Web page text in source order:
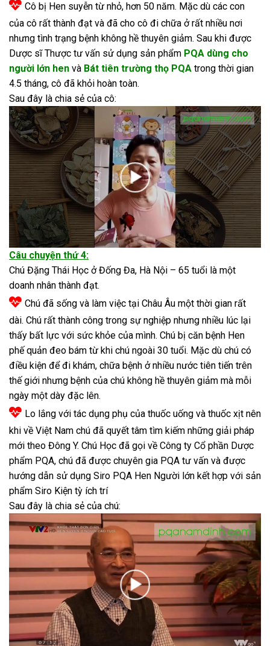
Cô bị Hen suyễn từ nhỏ, hơn 50 năm. Mặc dù các con
của cô rất thành đạt và đã cho cô đi chữa ở rất nhiều nơi
nhưng tình trạng bệnh không hề thuyên giảm. Sau khi được
Dược sĩ Thược tư vấn sử dụng sản phẩm PQA dùng cho
người lớn hen và Bát tiên trường thọ PQA trong thời gian
4.5 tháng, cô đã khỏi hoàn toàn.
Sau đây là chia sẻ của cô:
Câu chuyện thứ 4:
Chú Đặng Thái Học ở Đống Đa, Hà Nội – 65 tuổi là một
doanh nhân thành đạt.
Chú đã sống và làm việc tại Châu Âu một thời gian rất
dài. Chú rất thành công trong sự nghiệp nhưng nhiều lúc lại
thấy bất lực với sức khỏe của mình. Chú bị căn bệnh Hen
phế quản đeo bám từ khi chú ngoài 30 tuổi. Mặc dù chú có
điều kiện để đi khám, chữa bệnh ở nhiều nước tiên tiến trên
thế giới nhưng bệnh của chú không hề thuyên giảm mà mỗi
ngày một dày đặc lên.
Lo lắng với tác dụng phụ của thuốc uống và thuốc xịt nên
khi về Việt Nam chú đã quyết tâm tìm kiếm những giải pháp
mới theo Đông Y. Chú Học đã gọi về Công ty Cổ phần Dược
phẩm PQA, chú đã được chuyên gia PQA tư vấn và được
hướng dẫn sử dụng Siro PQA Hen Người lớn kết hợp với sản
phẩm Siro Kiện tỳ ích trí
Sau đây là chia sẻ của chú: